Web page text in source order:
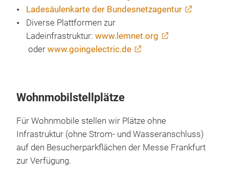
Ladesäulenkarte der Bundesnetzagentur
Diverse Plattformen zur
Ladeinfrastruktur: www.lemnet.org
oder www.goingelectric.de
Wohnmobilstellplätze
Für Wohnmobile stellen wir Plätze ohne
Infrastruktur (ohne Strom- und Wasseranschluss)
auf den Besucherparkflächen der Messe Frankfurt
zur Verfügung.